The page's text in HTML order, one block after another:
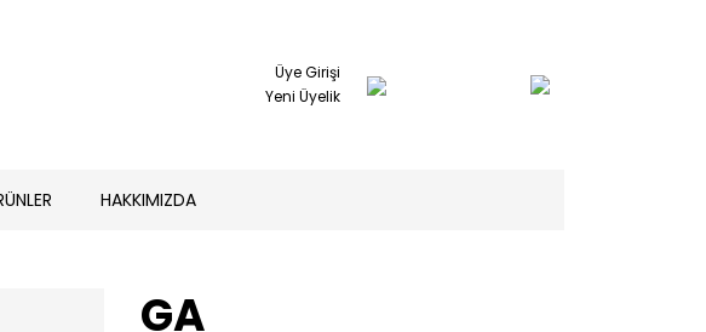
Üye Girişi
Yeni Üyelik
HAKKIMIZDA
GA